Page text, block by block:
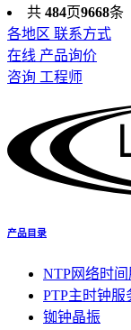
共 484页9668条
各地区 联系方式
在线 产品询价
咨询 工程师
产品目录
NTP网络时
PTP主时钟服
铷钟晶振